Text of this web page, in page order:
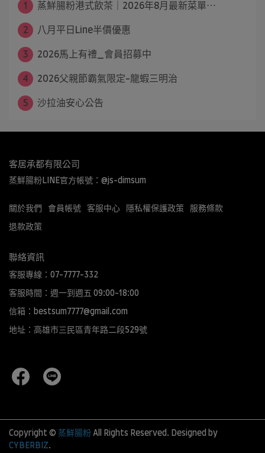
1 蒸鮮腸粉港式飲茶｜2026年8月最新菜單⋯
2 八月平日Line半價優惠
3 2026馬上有禮_會員招募中
4 2026父親節霸氣限定-龍蝦三明治
5 沙拉油安心公告
客居承都有限公司
蒸鮮腸粉LINE官方帳號：@js-dimsum
關於我們 會員帳號 客服中心 隱私權保護政策 服務條款
退款政策
聯絡資訊
客服專線：07-7777-332
客服時間：週一到週五 09:00-18:00
信箱：bestsum7777@gmail.com
地址：高雄市三民區青年路二段529號
Copyright © 蒸鮮腸粉 All Rights Reserved. Designed by
CYBERBIZ.